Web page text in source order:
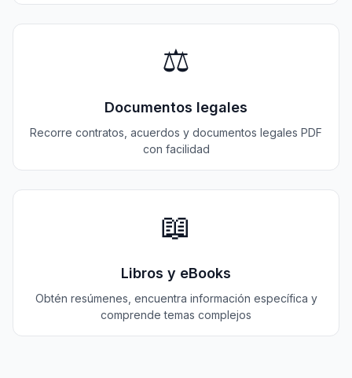
⚖️
Documentos legales
Recorre contratos, acuerdos y documentos legales PDF
con facilidad
📖
Libros y eBooks
Obtén resúmenes, encuentra información específica y
comprende temas complejos